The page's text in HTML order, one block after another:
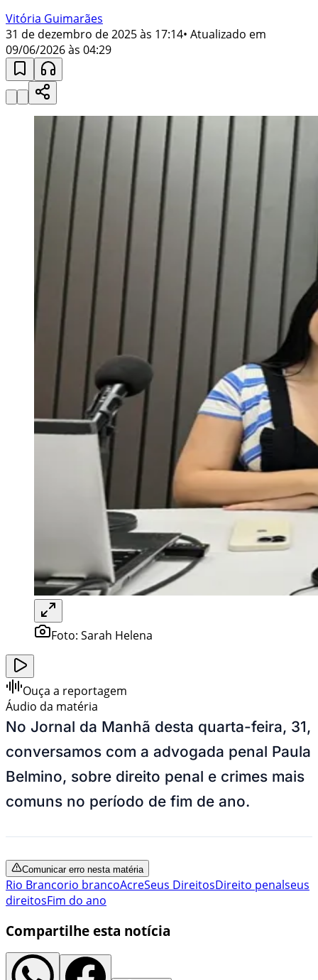
Vitória Guimarães
31 de dezembro de 2025 às 17:14• Atualizado em
09/06/2026 às 04:29
Foto: Sarah Helena
Ouça a reportagem
Áudio da matéria
No Jornal da Manhã desta quarta-feira, 31,
conversamos com a advogada penal Paula
Belmino, sobre direito penal e crimes mais
comuns no período de fim de ano.
Comunicar erro nesta matéria
Rio Brancorio brancoAcreSeus DireitosDireito penalseus
direitosFim do ano
Compartilhe esta notícia